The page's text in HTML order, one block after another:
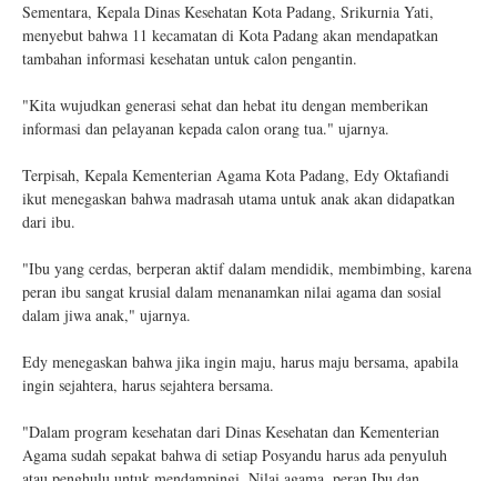
Sementara, Kepala Dinas Kesehatan Kota Padang, Srikurnia Yati,
menyebut bahwa 11 kecamatan di Kota Padang akan mendapatkan
tambahan informasi kesehatan untuk calon pengantin.
"Kita wujudkan generasi sehat dan hebat itu dengan memberikan
informasi dan pelayanan kepada calon orang tua." ujarnya.
Terpisah, Kepala Kementerian Agama Kota Padang, Edy Oktafiandi
ikut menegaskan bahwa madrasah utama untuk anak akan didapatkan
dari ibu.
"Ibu yang cerdas, berperan aktif dalam mendidik, membimbing, karena
peran ibu sangat krusial dalam menanamkan nilai agama dan sosial
dalam jiwa anak," ujarnya.
Edy menegaskan bahwa jika ingin maju, harus maju bersama, apabila
ingin sejahtera, harus sejahtera bersama.
"Dalam program kesehatan dari Dinas Kesehatan dan Kementerian
Agama sudah sepakat bahwa di setiap Posyandu harus ada penyuluh